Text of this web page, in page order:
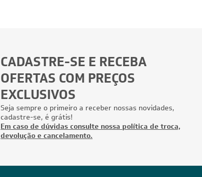
CADASTRE-SE E RECEBA
OFERTAS COM PREÇOS
EXCLUSIVOS
Seja sempre o primeiro a receber nossas novidades,
cadastre-se, é grátis!
Em caso de dúvidas consulte nossa política de troca,
devolução e cancelamento.